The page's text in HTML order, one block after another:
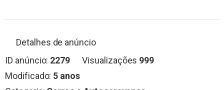
Detalhes de anúncio
ID anúncio: 2279 Visualizações 999
Modificado: 5 anos